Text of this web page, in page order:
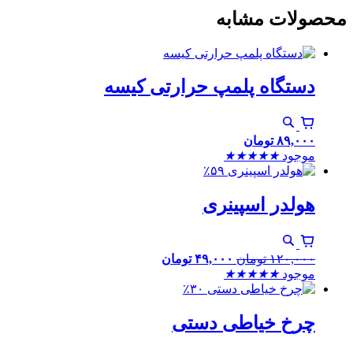
محصولات مشابه
دستگاه پلمپ حرارتی کیسه
۸۹,۰۰۰ تومان
موجود ★
★
★
★
★
٪۵۹
هولدر اسپینری
۱۲۰,۰۰۰ تومان ۴۹,۰۰۰ تومان
موجود ★
★
★
★
★
٪۳۰
چرخ خیاطی دستی